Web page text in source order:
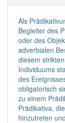
Häufigkeit:
Wörter mit
Wörter mit
anderen
Das Wort
Als
Begleiter des
oder des
adverbialen
diesem
Individuums
des
obligatorisch
zu einem
Prädikativa,
hinzutreten